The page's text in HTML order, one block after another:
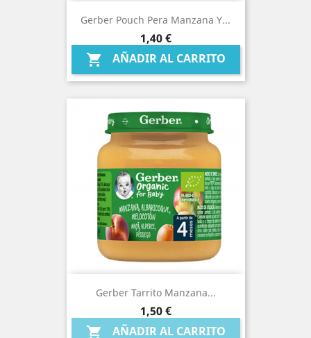
Gerber Pouch Pera Manzana Y...
Precio
1,40 €
 AÑADIR AL CARRITO
Gerber Tarrito Manzana...
Precio
1,50 €
 AÑADIR AL CARRITO